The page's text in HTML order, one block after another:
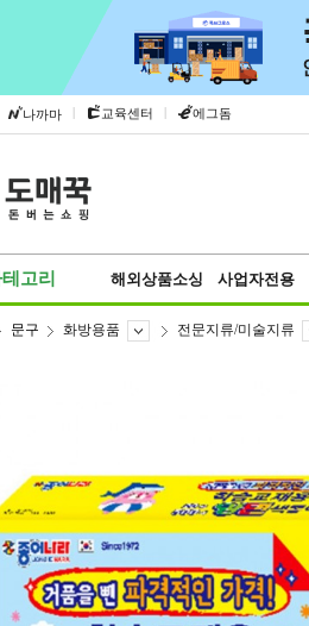
나까마 | 교육센터 | 에그돔
고리 해외상품소싱 사업자전용
문구 화방용품 전문지류/미술지류